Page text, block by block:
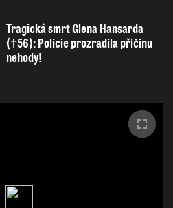
Tragická smrt Glena Hansarda
(†56): Policie prozradila příčinu
nehody!